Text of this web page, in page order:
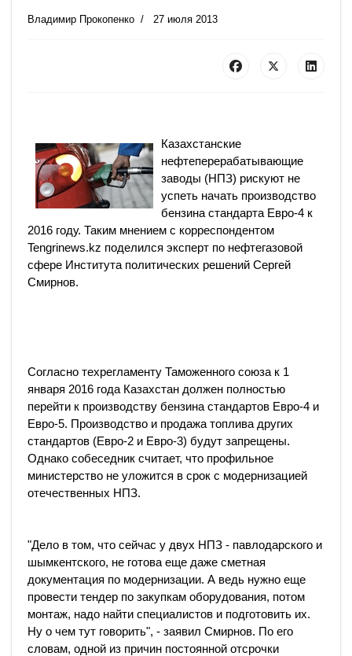
Владимир Прокопенко 27 июля 2013
Казахстанские
нефтеперерабатывающие
заводы (НПЗ) рискуют не
успеть начать производство
бензина стандарта Евро-4 к
2016 году. Таким мнением с корреспондентом
Tengrinews.kz поделился эксперт по нефтегазовой
сфере Института политических решений Сергей
Смирнов.
Согласно техрегламенту Таможенного союза к 1
января 2016 года Казахстан должен полностью
перейти к производству бензина стандартов Евро-4 и
Евро-5. Производство и продажа топлива других
стандартов (Евро-2 и Евро-3) будут запрещены.
Однако собеседник считает, что профильное
министерство не уложится в срок с модернизацией
отечественных НПЗ.
"Дело в том, что сейчас у двух НПЗ - павлодарского и
шымкентского, не готова еще даже сметная
документация по модернизации. А ведь нужно еще
провести тендер по закупкам оборудования, потом
монтаж, надо найти специалистов и подготовить их.
Ну о чем тут говорить", - заявил Смирнов. По его
словам, одной из причин постоянной отсрочки